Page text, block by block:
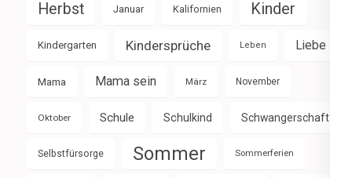
Herbst Januar Kalifornien Kinder
Kindergarten Kindersprüche Leben Liebe
Mama Mama sein März November
Oktober Schule Schulkind Schwangerschaft
Selbstfürsorge Sommer Sommerferien